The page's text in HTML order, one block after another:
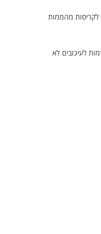
לקריסות מהממות
לעיכובים לא